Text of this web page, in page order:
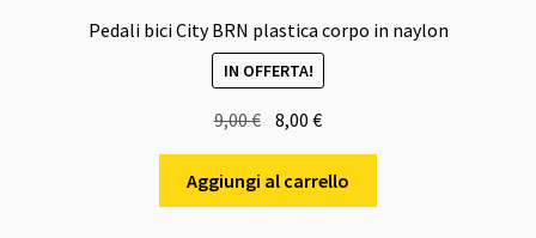
Pedali bici City BRN plastica corpo in naylon
IN OFFERTA!
9,00€
originale
era:
8,00€Il
attuale
è:
Aggiungi al carrello